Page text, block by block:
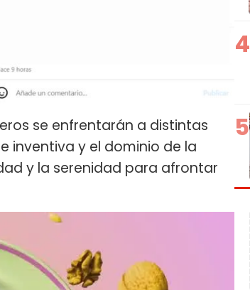
se enfrentarán a distintas
inventiva y el dominio de la
y la serenidad para afrontar
4
5